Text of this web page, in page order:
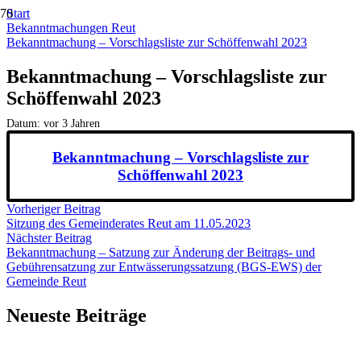
Start
Bekanntmachungen Reut
Bekanntmachung – Vorschlagsliste zur Schöffenwahl 2023
Bekanntmachung – Vorschlagsliste zur
Schöffenwahl 2023
Datum: vor 3 Jahren
Bekanntmachung – Vorschlagsliste zur
Schöffenwahl 2023
Vorheriger Beitrag
Sitzung des Gemeinderates Reut am 11.05.2023
Nächster Beitrag
Bekanntmachung – Satzung zur Änderung der Beitrags- und
Gebührensatzung zur Entwässerungssatzung (BGS-EWS) der
Gemeinde Reut
Neueste Beiträge